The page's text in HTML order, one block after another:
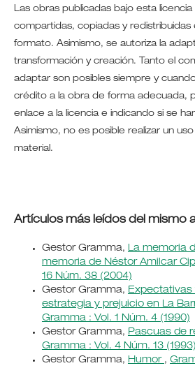
Las obras publicadas bajo esta
compartidas, copiadas y redistribuidas
formato. Asimismo, se autoriza la
transformación y creación. Tanto el
adaptar son posibles siempre y
crédito a la obra de forma adecuada,
enlace a la licencia e indicando si se
Asimismo, no es posible realizar un
material.
Artículos más leídos del mismo
Gestor Gramma, La memoria
memoria de Néstor Amilcar
16 Núm. 38 (2004)
Gestor Gramma, Expectativas
estrategia y prejuicio en La
Gramma : Vol. 1 Núm. 4 (1990)
Gestor Gramma, Pascuas de
Gramma : Vol. 4 Núm. 13 (1993)
Gestor Gramma, Humor ,